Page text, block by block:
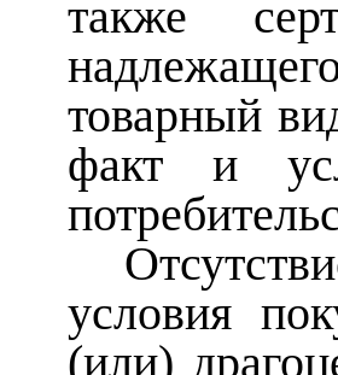
также
товарный
факт и
условия
(или)